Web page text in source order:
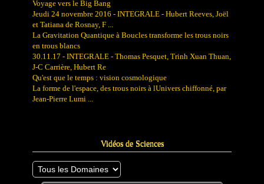
Voyage vers le Big Bang
Jeudi 24 novembre 2016 - INTEGRALE - Hubert Reeves, Joël
et Tatiana de Rosnay, F ...
La Gravitation Quantique à Boucles transforme les trous noirs
en trous blancs
30.11.17 - INTEGRALE - Thomas Pesquet, Trinh Xuan Thuan,
J-C Carrière, Hubert Re
Qu'est que le temps : vision cosmologique
La forme de l'espace, des trous noirs à lUnivers chiffonné, par
Jean-Pierre Lumi ...
Vidéos de Sciences